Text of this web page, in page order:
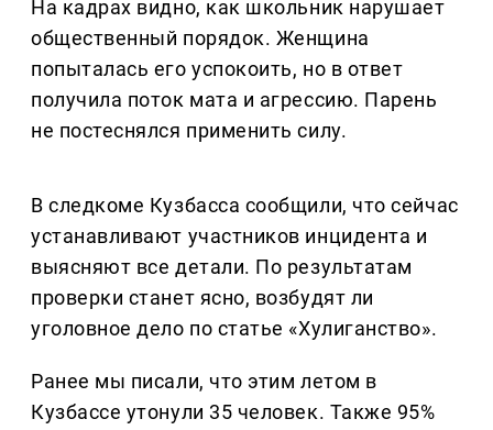
На кадрах видно, как школьник нарушает
общественный порядок. Женщина
попыталась его успокоить, но в ответ
получила поток мата и агрессию. Парень
не постеснялся применить силу.
В следкоме Кузбасса сообщили, что сейчас
устанавливают участников инцидента и
выясняют все детали. По результатам
проверки станет ясно, возбудят ли
уголовное дело по статье «Хулиганство».
Ранее мы писали, что этим летом в
Кузбассе утонули 35 человек. Также 95%